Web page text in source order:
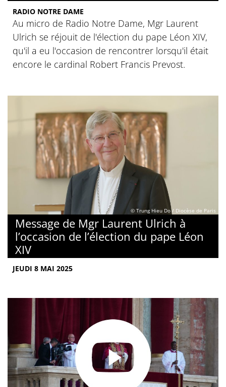
RADIO NOTRE DAME
Au micro de Radio Notre Dame, Mgr Laurent
Ulrich se réjouit de l'élection du pape Léon XIV,
qu'il a eu l'occasion de rencontrer lorsqu'il était
encore le cardinal Robert Francis Prevost.
© Trung Hieu Do / Diocèse de Paris
Message de Mgr Laurent Ulrich à
l’occasion de l’élection du pape Léon
XIV
JEUDI 8 MAI 2025